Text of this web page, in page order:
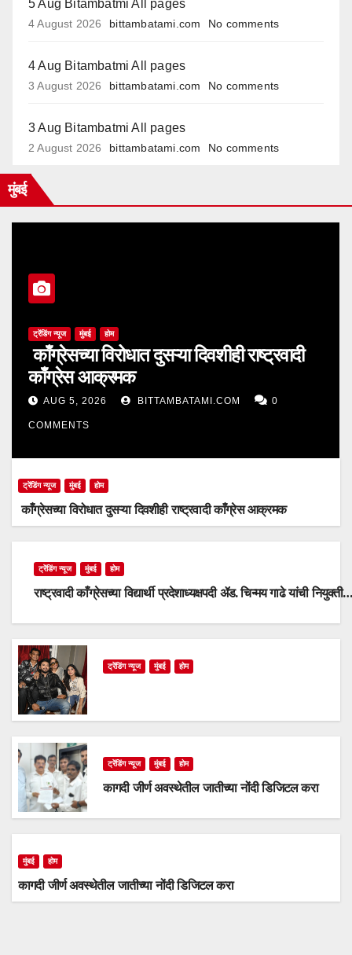
5 Aug Bitambatmi All pages
4 August 2026 bittambatami.com No comments
4 Aug Bitambatmi All pages
3 August 2026 bittambatami.com No comments
3 Aug Bitambatmi All pages
2 August 2026 bittambatami.com No comments
मुंबई
ट्रेंडिंग न्यूज मुंबई होम
काँग्रेसच्या विरोधात दुसऱ्या दिवशीही राष्ट्रवादी
काँग्रेस आक्रमक
AUG 5, 2026 BITTAMBATAMI.COM 0
COMMENTS
ट्रेंडिंग न्यूज मुंबई होम
काँग्रेसच्या विरोधात दुसऱ्या दिवशीही राष्ट्रवादी काँग्रेस आक्रमक
ट्रेंडिंग न्यूज मुंबई होम
राष्ट्रवादी काँग्रेसच्या विद्यार्थी प्रदेशाध्यक्षपदी ॲड. चिन्मय गाढे यांची नियुक्ती…
ट्रेंडिंग न्यूज मुंबई होम
ट्रेंडिंग न्यूज मुंबई होम
कागदी जीर्ण अवस्थेतील जातीच्या नोंदी डिजिटल करा
मुंबई होम
कागदी जीर्ण अवस्थेतील जातीच्या नोंदी डिजिटल करा